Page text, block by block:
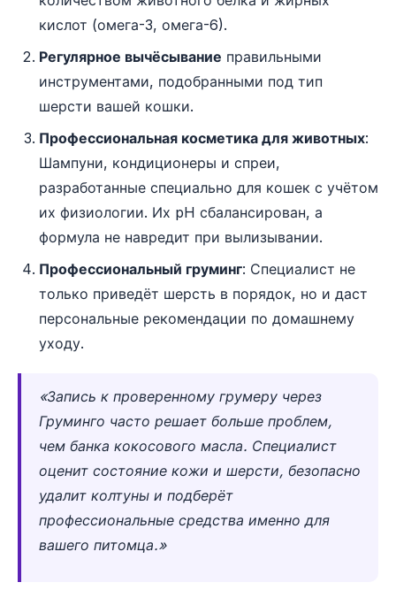
кислот (омега-3, омега-6).
Регулярное вычёсывание правильными
инструментами, подобранными под тип
шерсти вашей кошки.
Профессиональная косметика для животных:
Шампуни, кондиционеры и спреи,
разработанные специально для кошек с учётом
их физиологии. Их pH сбалансирован, а
формула не навредит при вылизывании.
Профессиональный груминг: Специалист не
только приведёт шерсть в порядок, но и даст
персональные рекомендации по домашнему
уходу.
«Запись к проверенному грумеру через
Груминго часто решает больше проблем,
чем банка кокосового масла. Специалист
оценит состояние кожи и шерсти, безопасно
удалит колтуны и подберёт
профессиональные средства именно для
вашего питомца.»